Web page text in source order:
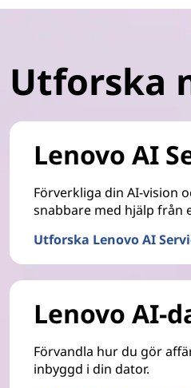
Utforska
Lenovo AI
Förverkliga din AI-vision
snabbare med hjälp från
Utforska Lenovo AI
Lenovo AI-
Förvandla hur du gör
inbyggd i din dator.